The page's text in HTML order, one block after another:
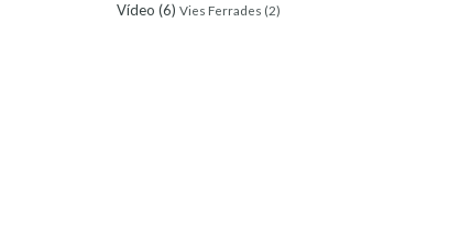
Vídeo (6) Vies Ferrades (2)